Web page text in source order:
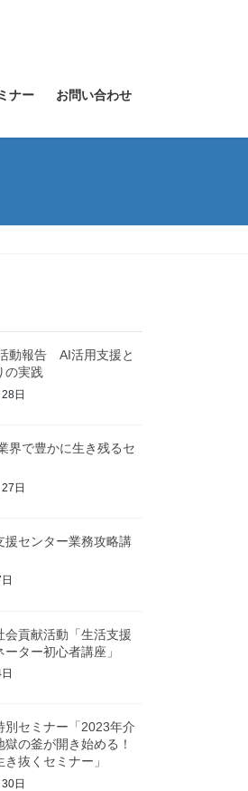
ナー お問い合わせ
動報告 AI活用支援と
の実践
日
界で豊かに生き残るセ
日
援センター業務攻略講
会貢献活動「生活支援
ーター初心者講座」
別セミナー「2023年介
獄の釜が開き始める！
抜くセミナー」
日